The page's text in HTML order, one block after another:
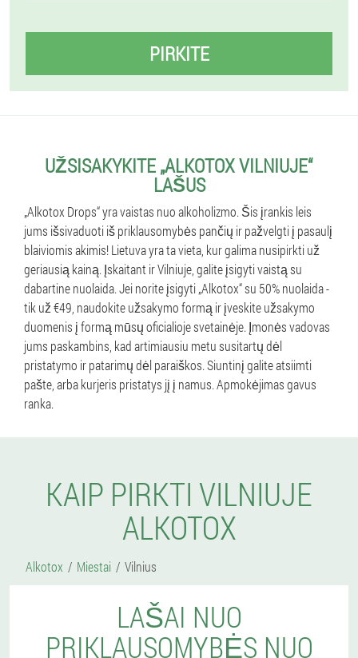
PIRKITE
UŽSISAKYKITE „ALKOTOX VILNIUJE“
LAŠUS
„Alkotox Drops“ yra vaistas nuo alkoholizmo. Šis įrankis leis
jums išsivaduoti iš priklausomybės pančių ir pažvelgti į pasaulį
blaiviomis akimis! Lietuva yra ta vieta, kur galima nusipirkti už
geriausią kainą. Įskaitant ir Vilniuje, galite įsigyti vaistą su
dabartine nuolaida. Jei norite įsigyti „Alkotox“ su 50% nuolaida -
tik už €49, naudokite užsakymo formą ir įveskite užsakymo
duomenis į formą mūsų oficialioje svetainėje. Įmonės vadovas
jums paskambins, kad artimiausiu metu susitartų dėl
pristatymo ir patarimų dėl paraiškos. Siuntinį galite atsiimti
pašte, arba kurjeris pristatys jį į namus. Apmokėjimas gavus
ranka.
KAIP PIRKTI VILNIUJE
ALKOTOX
Alkotox Miestai Vilnius
LAŠAI NUO
PRIKLAUSOMYBĖS NUO